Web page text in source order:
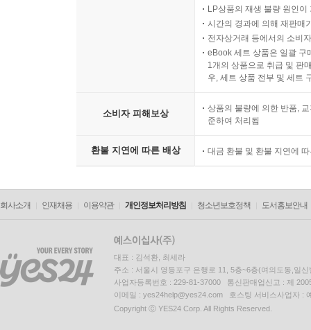
3. NIST SP 800-61 353
chapter 15 Forensicator
1. 조사자 362
2. 전문가 363
LP상품의 재생 불량 원인
시간의 경과에 의해 재판매
전자상거래 등에서의 소비
eBook 세트 상품은 일괄 구
1개의 상품으로 취급 및 판
우, 세트 상품 전부 및 세트
소비자 피해보상
상품의 불량에 의한 반품,
준하여 처리됨
환불 지연에 따른 배상 대금 환불 및 환불 지연에
회사소개 인재채용 이용약관 개인정보처리방침 청소년보호정책 도서홍보안내
대표 : 김석환, 최세라
주소 : 서울시 영등포구 은행로 11, 5층~6층(여의도동,일신
사업자등록번호 : 229-81-37000 통신판매업신고 : 제
이메일 : yes24help@yes24.com 호스팅 서비스사업자 :
Copyright ⓒ YES24 Corp. All Rights Reserved.